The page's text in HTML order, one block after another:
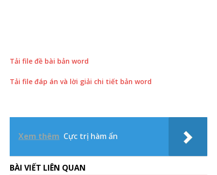
Tải file đề bài bản word
Tải file đáp án và lời giải chi tiết bản word
Xem thêm Cực trị hàm ẩn
BÀI VIẾT LIÊN QUAN